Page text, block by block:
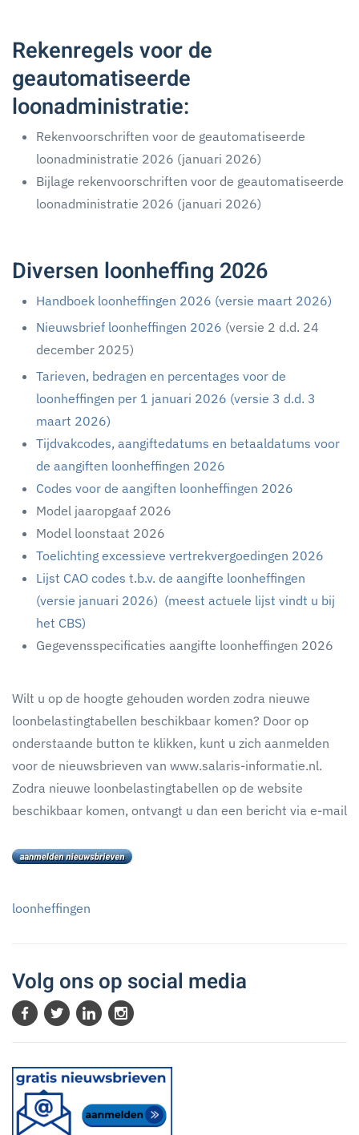
Rekenregels voor de
geautomatiseerde
loonadministratie:
Rekenvoorschriften voor de geautomatiseerde
loonadministratie 2026 (januari 2026)
Bijlage rekenvoorschriften voor de geautomatiseerde
loonadministratie 2026 (januari 2026)
Diversen loonheffing 2026
Handboek loonheffingen 2026 (versie maart 2026)
Nieuwsbrief loonheffingen 2026 (versie 2 d.d. 24
december 2025)
Tarieven, bedragen en percentages voor de
loonheffingen per 1 januari 2026 (versie 3 d.d. 3
maart 2026)
Tijdvakcodes, aangiftedatums en betaaldatums voor
de aangiften loonheffingen 2026
Codes voor de aangiften loonheffingen 2026
Model jaaropgaaf 2026
Model loonstaat 2026
Toelichting excessieve vertrekvergoedingen 2026
Lijst CAO codes t.b.v. de aangifte loonheffingen
(versie januari 2026) (meest actuele lijst vindt u bij
het CBS)
Gegevensspecificaties aangifte loonheffingen 2026
Wilt u op de hoogte gehouden worden zodra nieuwe
loonbelastingtabellen beschikbaar komen? Door op
onderstaande button te klikken, kunt u zich aanmelden
voor de nieuwsbrieven van www.salaris-informatie.nl.
Zodra nieuwe loonbelastingtabellen op de website
beschikbaar komen, ontvangt u dan een bericht via e-mail
loonheffingen
Volg ons op social media